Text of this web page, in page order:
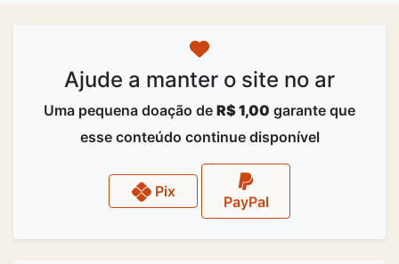
Ajude a manter o site no ar
Uma pequena doação de R$ 1,00 garante que
esse conteúdo continue disponível
Pix
PayPal